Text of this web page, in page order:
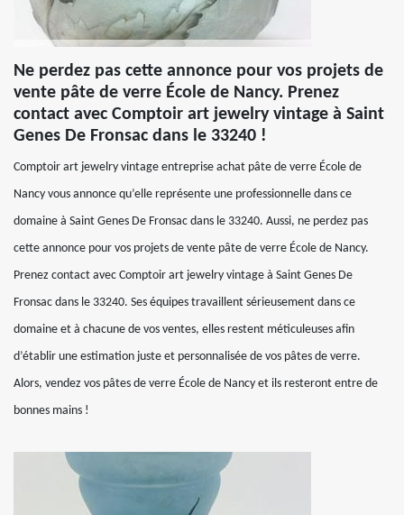
Ne perdez pas cette annonce pour vos projets de
vente pâte de verre École de Nancy. Prenez
contact avec Comptoir art jewelry vintage à Saint
Genes De Fronsac dans le 33240 !
Comptoir art jewelry vintage entreprise achat pâte de verre École de
Nancy vous annonce qu’elle représente une professionnelle dans ce
domaine à Saint Genes De Fronsac dans le 33240. Aussi, ne perdez pas
cette annonce pour vos projets de vente pâte de verre École de Nancy.
Prenez contact avec Comptoir art jewelry vintage à Saint Genes De
Fronsac dans le 33240. Ses équipes travaillent sérieusement dans ce
domaine et à chacune de vos ventes, elles restent méticuleuses afin
d’établir une estimation juste et personnalisée de vos pâtes de verre.
Alors, vendez vos pâtes de verre École de Nancy et ils resteront entre de
bonnes mains !